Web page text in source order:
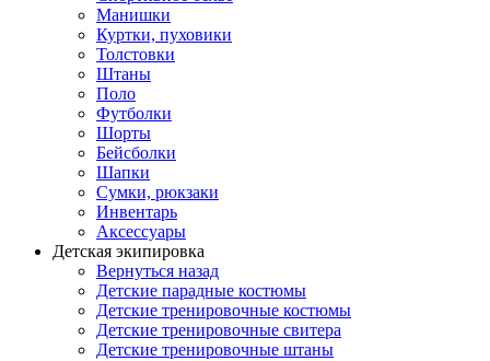
Манишки
Куртки, пуховики
Толстовки
Штаны
Поло
Футболки
Шорты
Бейсболки
Шапки
Сумки, рюкзаки
Инвентарь
Аксессуары
Детская экипировка
Вернуться назад
Детские парадные костюмы
Детские тренировочные костюмы
Детские тренировочные свитера
Детские тренировочные штаны